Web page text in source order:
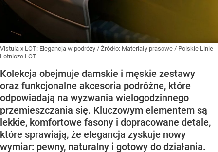
Vistula x LOT: Elegancja w podróży / Źródło: Materiały prasowe / Polskie Linie
Lotnicze LOT
Kolekcja obejmuje damskie i męskie zestawy
oraz funkcjonalne akcesoria podróżne, które
odpowiadają na wyzwania wielogodzinnego
przemieszczania się. Kluczowym elementem są
lekkie, komfortowe fasony i dopracowane detale,
które sprawiają, że elegancja zyskuje nowy
wymiar: pewny, naturalny i gotowy do działania.